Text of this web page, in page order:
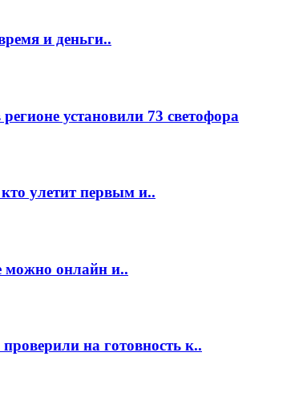
и деньги..
установили 73 светофора
улетит первым и..
можно онлайн и..
на готовность к..